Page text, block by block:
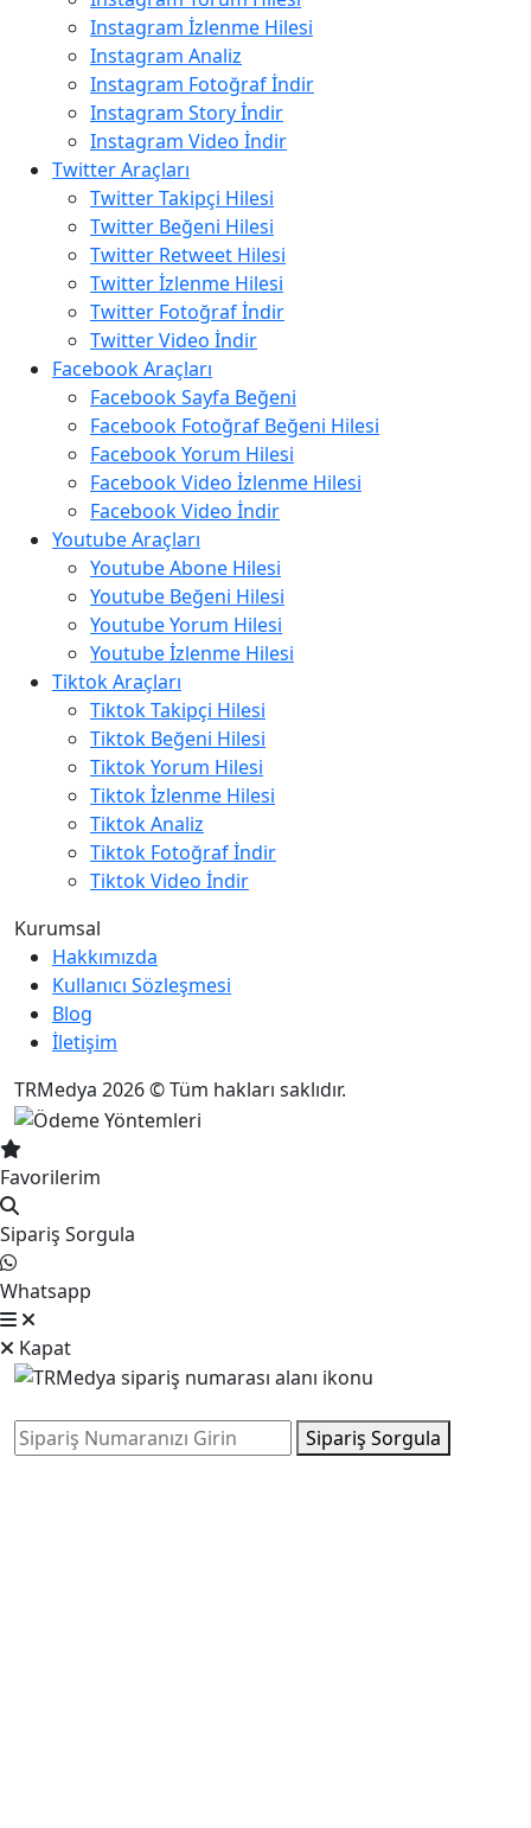
Instagram İzlenme Hilesi
Instagram Analiz
Instagram Fotoğraf İndir
Instagram Story İndir
Instagram Video İndir
Twitter Araçları
Twitter Takipçi Hilesi
Twitter Beğeni Hilesi
Twitter Retweet Hilesi
Twitter İzlenme Hilesi
Twitter Fotoğraf İndir
Twitter Video İndir
Facebook Araçları
Facebook Sayfa Beğeni
Facebook Fotoğraf Beğeni Hilesi
Facebook Yorum Hilesi
Facebook Video İzlenme Hilesi
Facebook Video İndir
Youtube Araçları
Youtube Abone Hilesi
Youtube Beğeni Hilesi
Youtube Yorum Hilesi
Youtube İzlenme Hilesi
Tiktok Araçları
Tiktok Takipçi Hilesi
Tiktok Beğeni Hilesi
Tiktok Yorum Hilesi
Tiktok İzlenme Hilesi
Tiktok Analiz
Tiktok Fotoğraf İndir
Tiktok Video İndir
Kurumsal
Hakkımızda
Kullanıcı Sözleşmesi
Blog
İletişim
TRMedya 2026 © Tüm hakları saklıdır.
Favorilerim
Sipariş Sorgula
Whatsapp
Kapat
Sipariş Sorgula